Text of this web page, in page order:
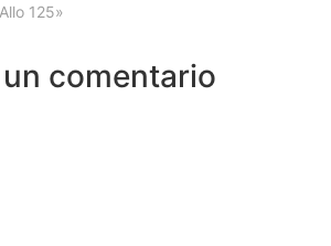
125»
un comentario